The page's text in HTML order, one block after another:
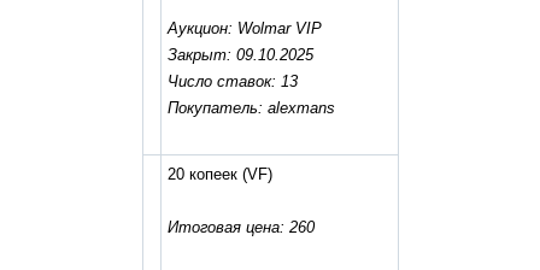
Аукцион: Wolmar VIP
Закрыт: 09.10.2025
Число ставок: 13
Покупатель: alexmans
20 копеек(VF)
Итоговая цена: 260